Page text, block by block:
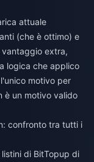
attuale
(che è ottimo) e
extra,
logica che applico
motivo per
è un motivo valido
confronto tra tutti i
di BitTopup di